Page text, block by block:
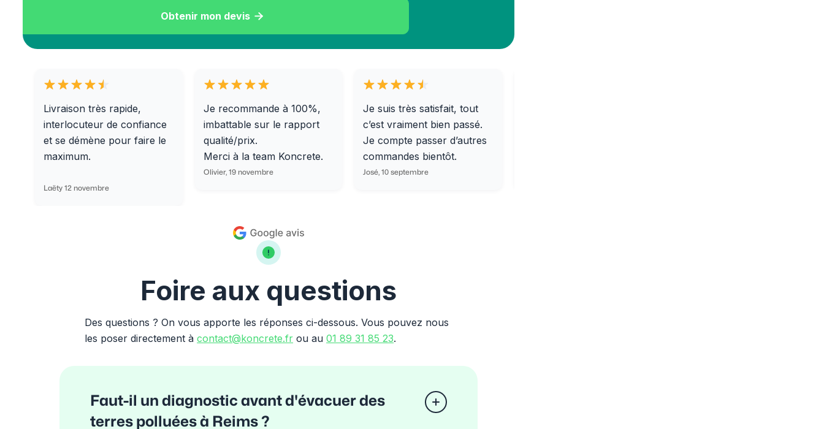
Obtenir mon devis 
Livraison très rapide,
interlocuteur de confiance
et se démène pour faire le
maximum.
Laëty 12 novembre
Je recommande à 100%,
imbattable sur le rapport
qualité/prix.
Merci à la team Koncrete.
Olivier, 19 novembre
Je suis très satisfait, tout
c’est vraiment bien passé.
Je compte passer d’autres
commandes bientôt.
José, 10 septembre
Foire aux questions
Des questions ? On vous apporte les réponses ci-dessous. Vous pouvez nous
les poser directement àcontact@koncrete.fr ou au01 89 31 85 23.
Faut-il un diagnostic avant d'évacuer des
terres polluées à Reims ?